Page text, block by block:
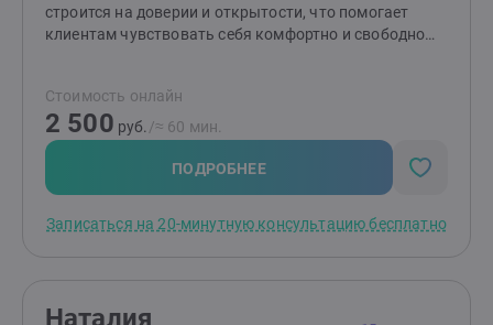
строится на доверии и открытости, что помогает
клиентам чувствовать себя комфортно и свободно
деле уже знаете, как решить Вашу проблему, я лишь
проведу Вас по оптимальному пути. Каждая ситуация
индивидуальна, и, работая с клиентами, я
неукоснительно придерживаюсь этой
аксиомы.Обращайтесь ко мне, и я помогу Вам
Стоимость онлайн
2 500 руб. /≈ 60 мин.
ПОДРОБНЕЕ
Записаться на 20-минутную консультацию бесплатно
Наталия